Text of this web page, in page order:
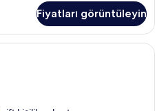
Fiyatları görüntüleyin
Classic Çatı Katı (Loft) | Anti alerjik